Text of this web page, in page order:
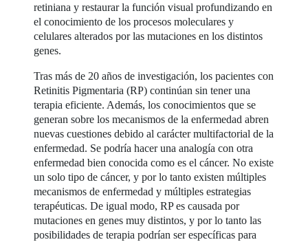
retiniana y restaurar la función visual profundizando en
el conocimiento de los procesos moleculares y
celulares alterados por las mutaciones en los distintos
genes.
Tras más de 20 años de investigación, los pacientes con
Retinitis Pigmentaria (RP) continúan sin tener una
terapia eficiente. Además, los conocimientos que se
generan sobre los mecanismos de la enfermedad abren
nuevas cuestiones debido al carácter multifactorial de la
enfermedad. Se podría hacer una analogía con otra
enfermedad bien conocida como es el cáncer. No existe
un solo tipo de cáncer, y por lo tanto existen múltiples
mecanismos de enfermedad y múltiples estrategias
terapéuticas. De igual modo, RP es causada por
mutaciones en genes muy distintos, y por lo tanto las
posibilidades de terapia podrían ser específicas para